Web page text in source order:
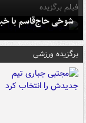
فیلم برگزیده
شوخی حاج‌قاسم با
برگزیده ورزشی